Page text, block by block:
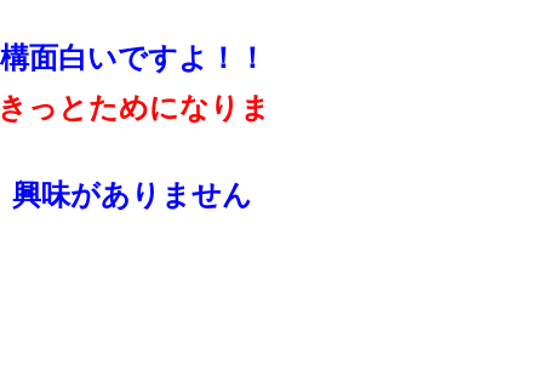
面白いですよ！！
っとためになりま
興味がありません